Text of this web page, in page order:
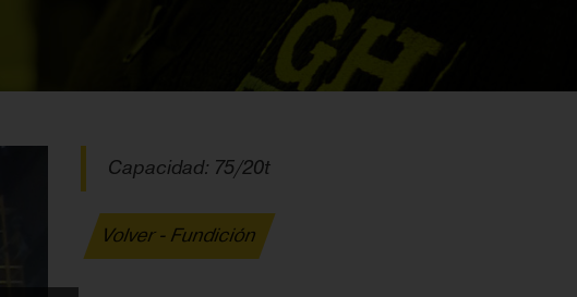
Capacidad: 75/20t
Volver - Fundición